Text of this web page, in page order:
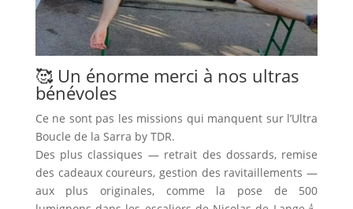
🥰 Un énorme merci à nos ultras
bénévoles
Ce ne sont pas les missions qui manquent sur l’Ultra
Boucle de la Sarra by TDR.
Des plus classiques — retrait des dossards, remise
des cadeaux coureurs, gestion des ravitaillements —
aux plus originales, comme la pose de 500